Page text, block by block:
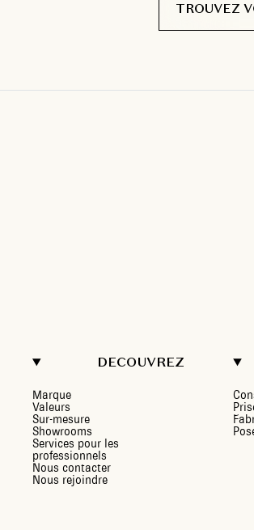
TROUVEZ
DECOUVREZ
Marque
Valeurs
Sur-mesure
Showrooms
Services pour les
professionnels
Nous contacter
Nous rejoindre